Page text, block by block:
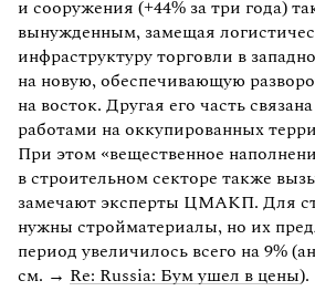
и сооружения (+44% за три года)
вынужденным, замещая
инфраструктуру торговли в
на новую, обеспечивающую
на восток. Другая его часть
работами на оккупированных
При этом «вещественное
в строительном секторе также
замечают эксперты ЦМАКП. Для
нужны стройматериалы, но их
период увеличилось всего на 9%
см. → Re: Russia: Бум ушел в цены).